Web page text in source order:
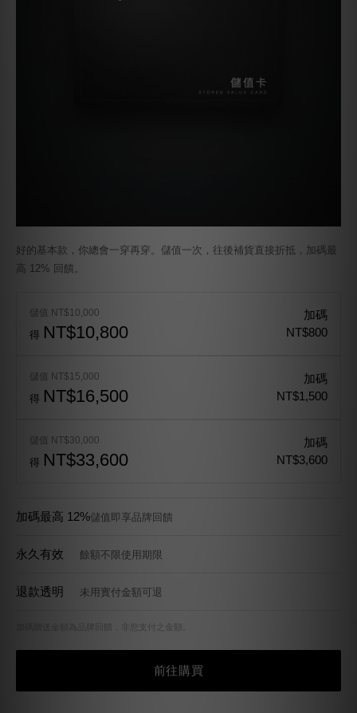
好的基本款，你總會一穿再穿。儲值一次，往後補貨直接折抵，加碼最
高 12% 回饋。
儲值 NT$10,000
得 NT$10,800
加碼
NT$800
儲值 NT$15,000
得 NT$16,500
加碼
NT$1,500
儲值 NT$30,000
得 NT$33,600
加碼
NT$3,600
加碼最高 12%儲值即享品牌回饋
永久有效 餘額不限使用期限
退款透明 未用實付金額可退
加碼贈送金額為品牌回饋，非您支付之金額。
前往購買